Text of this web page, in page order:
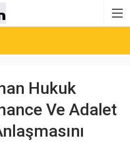
Hukuk
Ve Adalet